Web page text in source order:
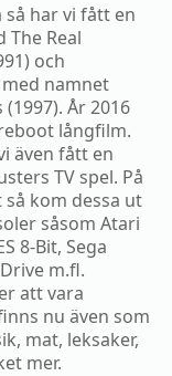
har vi fått en
The Real
och
namnet
År 2016
långfilm.
även fått en
TV spel. På
kom dessa ut
såsom Atari
8-Bit, Sega
m.fl.
att vara
nu även som
mat, leksaker,
mer.